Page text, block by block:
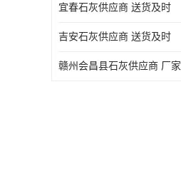
宜春石灰供应商 送货及时
吉安石灰供应商 送货及时